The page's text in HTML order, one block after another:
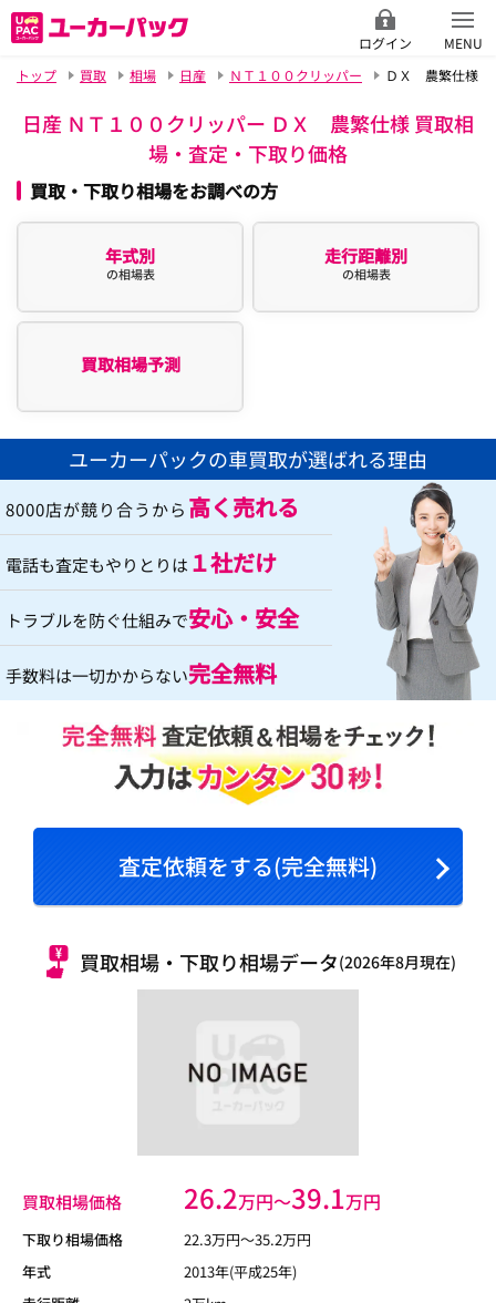
ログイン
MENU
トップ
買取 相場 日産 ＮＴ１００クリッパー ＤＸ 農繁仕様
日産 ＮＴ１００クリッパー ＤＸ 農繁仕様 買取相
場・査定・下取り価格
買取・下取り相場をお調べの方
年式別
の相場表
走行距離別
の相場表
買取相場予測
ユーカーパックの車買取が選ばれる理由
8000店が競り合うから 高く売れる
電話も査定もやりとりは １社だけ
トラブルを防ぐ仕組みで安心・安全
手数料は一切かからない完全無料
査定依頼をする(完全無料)
買取相場・下取り相場データ(2026年8月現在)
買取相場価格 26.2万円〜39.1万円
下取り相場価格 22.3万円〜35.2万円
年式
2013年(平成25年)